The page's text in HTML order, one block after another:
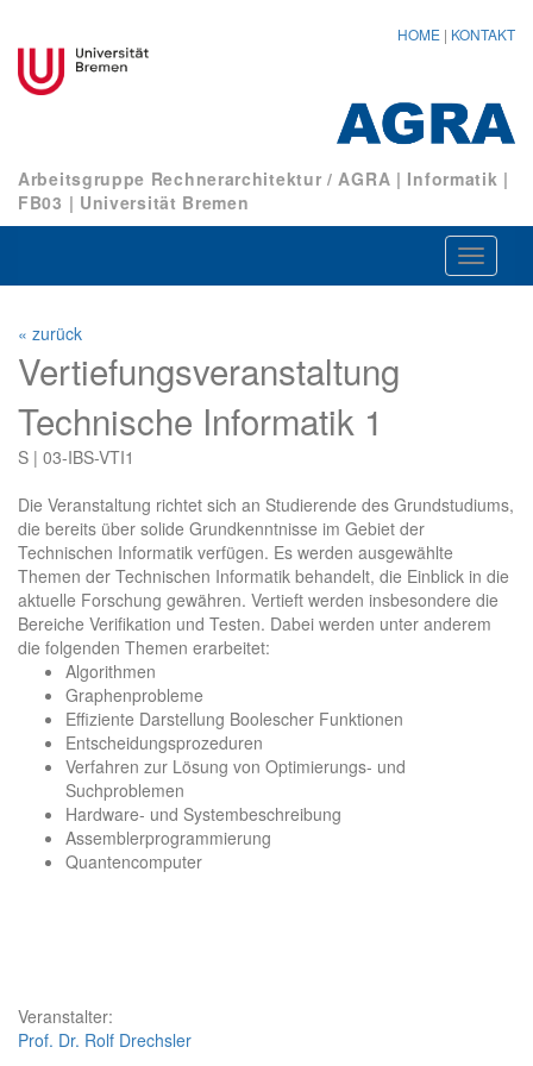
HOME | KONTAKT
Arbeitsgruppe Rechnerarchitektur / AGRA | Informatik |
FB03 | Universität Bremen
ein-/
« zurück
Vertiefungsveranstaltung
Technische Informatik 1
S | 03-IBS-VTI1
Die Veranstaltung richtet sich an Studierende des Grundstudiums,
die bereits über solide Grundkenntnisse im Gebiet der
Technischen Informatik verfügen. Es werden ausgewählte
Themen der Technischen Informatik behandelt, die Einblick in die
aktuelle Forschung gewähren. Vertieft werden insbesondere die
Bereiche Verifikation und Testen. Dabei werden unter anderem
die folgenden Themen erarbeitet:
Algorithmen
Graphenprobleme
Effiziente Darstellung Boolescher Funktionen
Entscheidungsprozeduren
Verfahren zur Lösung von Optimierungs- und
Suchproblemen
Hardware- und Systembeschreibung
Assemblerprogrammierung
Quantencomputer
Veranstalter:
Prof. Dr. Rolf Drechsler